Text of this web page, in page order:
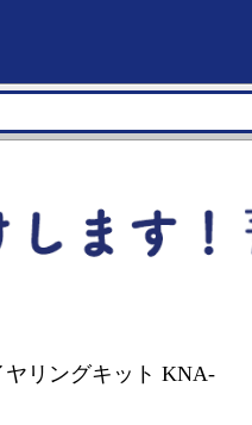
リングキット KNA-